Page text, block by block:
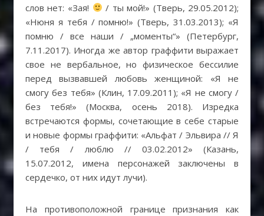
слов нет: «Зая!
/ ты мой!» (Тверь, 29.05.2012);
«Нюня я тебя / помню!» (Тверь, 31.03.2013); «Я
помню / все наши / „моменты“» (Петербург,
7.11.2017). Иногда же автор граффити выражает
свое не вербальное, но физическое бессилие
перед вызвавшей любовь женщиной: «Я не
смогу без тебя» (Клин, 17.09.2011); «Я не смогу /
без тебя!» (Москва, осень 2018). Изредка
встречаются формы, сочетающие в себе старые
и новые формы граффити: «Альфат / Эльвира // Я
/ тебя / люблю // 03.02.2012» (Казань,
15.07.2012, имена персонажей заключены в
сердечко, от них идут лучи).
На противоположной границе признания как